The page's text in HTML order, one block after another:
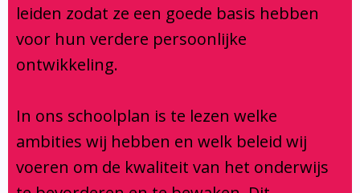
Aanmelden
leiden zodat ze een goede basis hebben
voor hun verdere persoonlijke
ontwikkeling.
In ons schoolplan is te lezen welke
ambities wij hebben en welk beleid wij
voeren om de kwaliteit van het onderwijs